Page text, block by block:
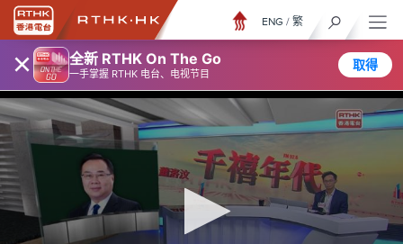
× 全新 RTHK On The Go
一手掌握 RTHK 电台、电视节目
取得
ENG / 繁